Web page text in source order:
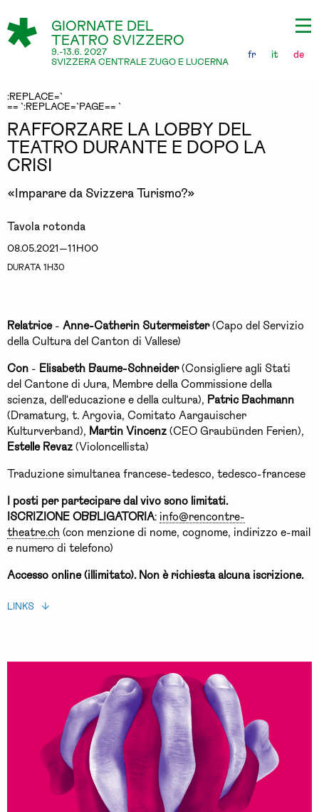
GIORNATE DEL
TEATRO SVIZZERO
9.-13.6. 2027
SVIZZERA CENTRALE ZUGO E LUCERNA
fr it de
:REPLACE=`
== `:REPLACE=`PAGE== `
RAFFORZARE LA LOBBY DEL
TEATRO DURANTE E DOPO LA
CRISI
«Imparare da Svizzera Turismo?»
Tavola rotonda
08.05.2021—11H00
DURATA 1H30
Relatrice- Anne-Catherin Sutermeister(Capo del Servizio
della Cultura del Canton di Vallese)
Con - Elisabeth Baume-Schneider(Consigliere agli Stati
del Cantone di Jura, Membre della Commissione della
scienza, dell'educazione e della cultura), Patric Bachmann
(Dramaturg, t. Argovia, Comitato Aargauischer
Kulturverband), Martin Vincenz (CEO Graubünden Ferien),
Estelle Revaz (Violoncellista)
Traduzione simultanea francese-tedesco, tedesco-francese
I posti per partecipare dal vivo sono limitati.
ISCRIZIONE OBBLIGATORIA: info@rencontre-
theatre.ch (con menzione di nome, cognome, indirizzo e-mail
e numero di telefono)
Accesso online (illimitato). Non è richiesta alcuna iscrizione.
LINKS